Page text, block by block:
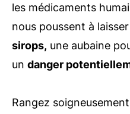
les médicaments
nous poussent à laisser
sirops, une aubaine
un danger
Rangez